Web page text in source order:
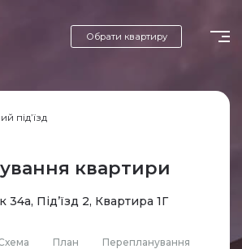
Обрати квартиру
під’їзд
квартири
34а, Під’їзд 2, Квартира 1Г
План Перепланування